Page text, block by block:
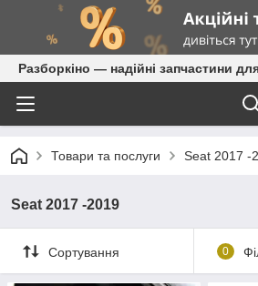
Разборкіно — надійні запчастини
Товари та послуги Seat 2017 -
Seat 2017 -2019
Сортування 0